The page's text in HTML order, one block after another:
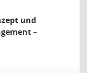
und
–